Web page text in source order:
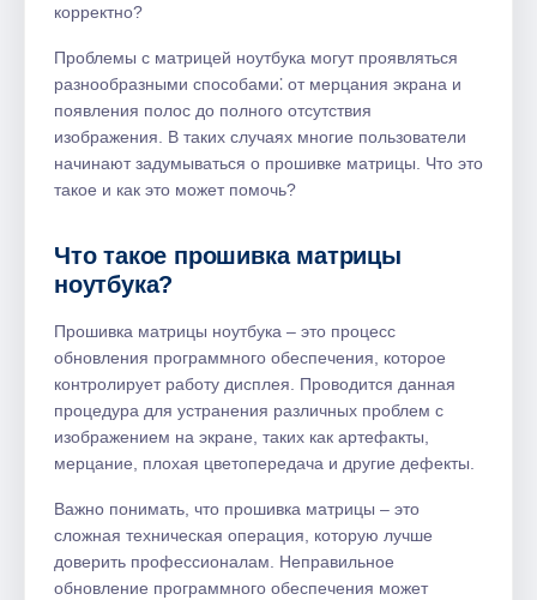
корректно?
Проблемы с матрицей ноутбука могут проявляться
разнообразными способами⁚ от мерцания экрана и
появления полос до полного отсутствия
изображения. В таких случаях многие пользователи
начинают задумываться о прошивке матрицы. Что это
такое и как это может помочь?
Что такое прошивка матрицы
ноутбука?
Прошивка матрицы ноутбука – это процесс
обновления программного обеспечения, которое
контролирует работу дисплея. Проводится данная
процедура для устранения различных проблем с
изображением на экране, таких как артефакты,
мерцание, плохая цветопередача и другие дефекты.
Важно понимать, что прошивка матрицы – это
сложная техническая операция, которую лучше
доверить профессионалам. Неправильное
обновление программного обеспечения может